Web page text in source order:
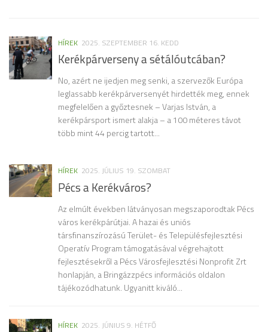
HÍREK 2025. SZEPTEMBER 16. KEDD
Kerékpárverseny a sétálóutcában?
No, azért ne ijedjen meg senki, a szervezők Európa
leglassabb kerékpárversenyét hirdették meg, ennek
megfelelően a győztesnek – Varjas István, a
kerékpársport ismert alakja – a 100 méteres távot
több mint 44 percig tartott...
HÍREK 2025. JÚLIUS 19. SZOMBAT
Pécs a Kerékváros?
Az elmúlt években látványosan megszaporodtak Pécs
város kerékpárútjai. A hazai és uniós
társfinanszírozású Terület- és Településfejlesztési
Operatív Program támogatásával végrehajtott
fejlesztésekről a Pécs Városfejlesztési Nonprofit Zrt
honlapján, a Bringázzpécs információs oldalon
tájékozódhatunk. Ugyanitt kiváló...
HÍREK 2025. JÚNIUS 9. HÉTFŐ